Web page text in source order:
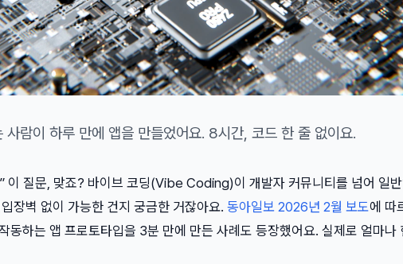
사람이 하루 만에 앱을 만들었어요. 8시간, 코드 한 줄 없이요.
이 질문, 맞죠? 바이브 코딩(Vibe Coding)이 개발자 커뮤니티를 넘어 일
장벽 없이 가능한 건지 궁금한 거잖아요. 동아일보 2026년 2월 보도에 따
동하는 앱 프로토타입을 3분 만에 만든 사례도 등장했어요. 실제로 얼마나